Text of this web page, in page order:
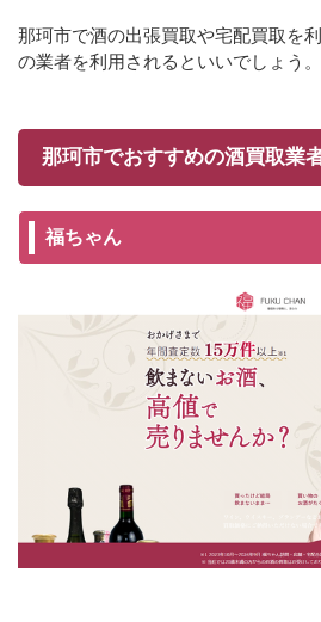
那珂市で酒の出張買取や宅配買取を
の業者を利用されるといいでしょう。
那珂市でおすすめの酒買取業
福ちゃん